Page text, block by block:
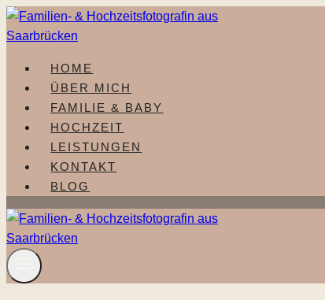
Zum
Inhalt
HOME
ÜBER MICH
FAMILIE & BABY
HOCHZEIT
LEISTUNGEN
KONTAKT
BLOG